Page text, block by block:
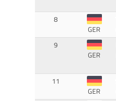
8
GER
9
GER
11
GER